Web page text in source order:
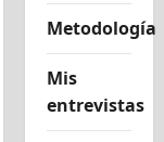
Metodología
Mis
entrevistas